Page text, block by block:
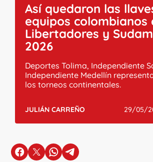
Así quedaron las
equipos colombianos
Libertadores y
2026
Deportes Tolima, Independiente
Independiente Medellín
los torneos continentales.
JULIÁN CARREÑO 29/05/
en Facebook
en Xen Whatsapp
en Telegram